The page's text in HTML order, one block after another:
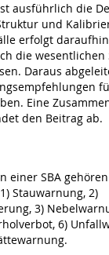
ausführlich die
und
erfolgt
die wesentlichen
Daraus
Eine
den Beitrag ab.
einer SBA
1) Stauwarnung, 2)
3)
6)